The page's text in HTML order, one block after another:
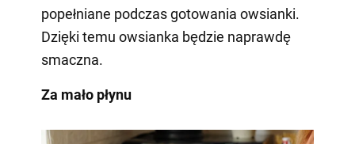
popełniane podczas gotowania owsianki.
Dzięki temu owsianka będzie naprawdę
smaczna.
Za mało płynu